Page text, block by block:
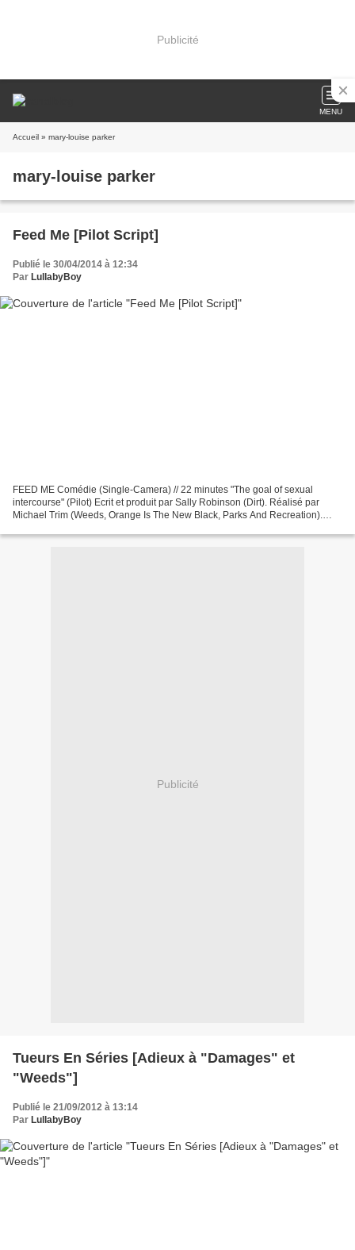
Publicité
MENU
Accueil » mary-louise parker
mary-louise parker
Feed Me [Pilot Script]
Publié le 30/04/2014 à 12:34
Par LullabyBoy
FEED ME Comédie (Single-Camera) // 22 minutes "The goal of sexual
intercourse" (Pilot) Ecrit et produit par Sally Robinson (Dirt). Réalisé par
Michael Trim (Weeds, Orange Is The New Black, Parks And Recreation).
Publicité
Tueurs En Séries [Adieux à "Damages" et
"Weeds"]
Publié le 21/09/2012 à 13:14
Par LullabyBoy